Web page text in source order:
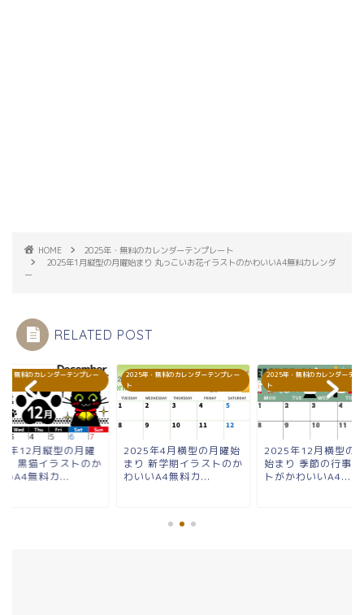
HOME
2025年・無料のカレンダーテンプレート
2025年1月縦型の月曜始まり 丸っこいお花イラストのかわいいA4無料カレンダ
ー
RELATED POST
・無料のカレンダーテンプレー
年12月縦型の月曜
り 黒猫イラストのか
いA4無料カ...
2025年・無料のカレンダーテンプレー
ト
2025年4月横型の月曜始
まり 新学期イラストのか
わいいA4無料カ...
2025年・無料のカレンダーテン
ト
2025年12月横型の
始まり 季節の行事
トがかわいいA4...